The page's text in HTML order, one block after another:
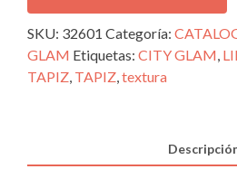
CITY
GLAM;
32601
cantidad
SKU: 32601 Categoría:
GLAM Etiquetas: CITY GLAM,
TAPIZ, TAPIZ,textura